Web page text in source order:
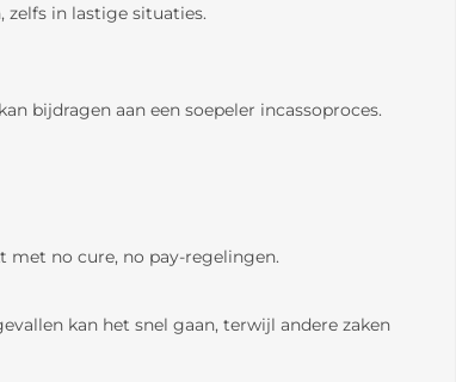
in lastige situaties.
bijdragen aan een soepeler incassoproces.
met no cure, no pay-regelingen.
kan het snel gaan, terwijl andere zaken